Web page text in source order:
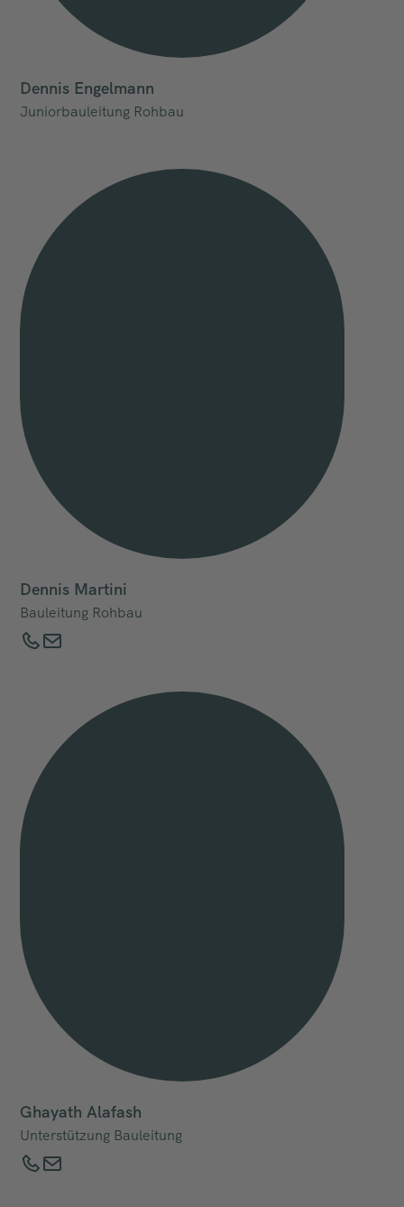
Dennis Engelmann
Juniorbauleitung Rohbau
Dennis Martini
Bauleitung Rohbau
Ghayath Alafash
Unterstützung Bauleitung